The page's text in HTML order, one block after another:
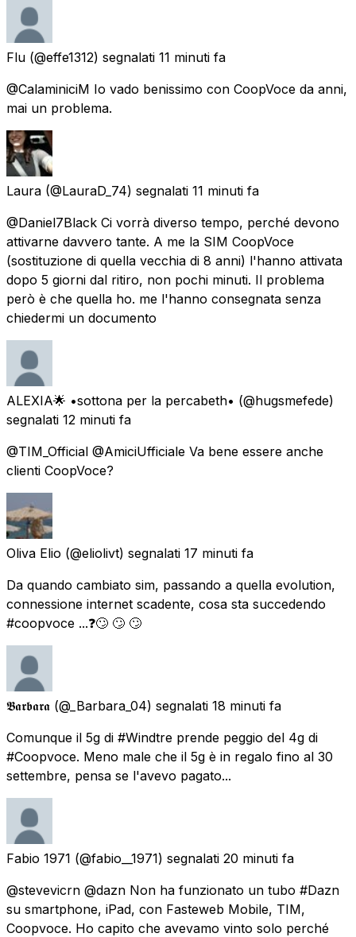
Flu (@effe1312) segnalati 11 minuti fa
@CalaminiciM Io vado benissimo con CoopVoce da anni,
mai un problema.
Laura (@LauraD_74) segnalati 11 minuti fa
@Daniel7Black Ci vorrà diverso tempo, perché devono
attivarne davvero tante. A me la SIM CoopVoce
(sostituzione di quella vecchia di 8 anni) l'hanno attivata
dopo 5 giorni dal ritiro, non pochi minuti. Il problema
però è che quella ho. me l'hanno consegnata senza
chiedermi un documento
ALEXIA🌟 •sottona per la percabeth• (@hugsmefede)
segnalati 12 minuti fa
@TIM_Official @AmiciUfficiale Va bene essere anche
clienti CoopVoce?
Oliva Elio (@eliolivt) segnalati 17 minuti fa
Da quando cambiato sim, passando a quella evolution,
connessione internet scadente, cosa sta succedendo
#coopvoce ...❓🙄 🙄 🙄
𝕭𝖆𝖗𝖇𝖆𝖗𝖆 (@_Barbara_04) segnalati 18 minuti fa
Comunque il 5g di #Windtre prende peggio del 4g di
#Coopvoce. Meno male che il 5g è in regalo fino al 30
settembre, pensa se l'avevo pagato...
Fabio 1971 (@fabio__1971) segnalati 20 minuti fa
@stevevicrn @dazn Non ha funzionato un tubo #Dazn
su smartphone, iPad, con Fasteweb Mobile, TIM,
Coopvoce. Ho capito che avevamo vinto solo perché